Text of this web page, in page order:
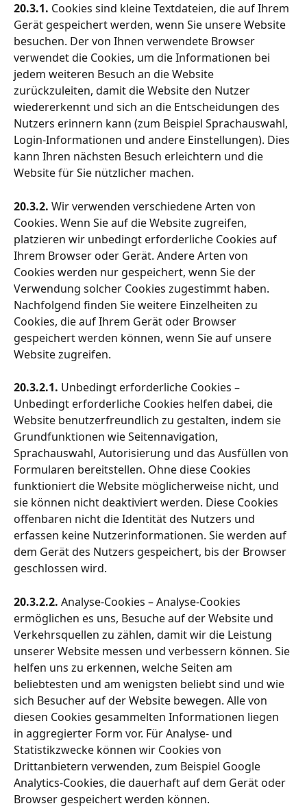
20.3.1. Cookies sind kleine Textdateien, die auf Ihrem
Gerät gespeichert werden, wenn Sie unsere Website
besuchen. Der von Ihnen verwendete Browser
verwendet die Cookies, um die Informationen bei
jedem weiteren Besuch an die Website
zurückzuleiten, damit die Website den Nutzer
wiedererkennt und sich an die Entscheidungen des
Nutzers erinnern kann (zum Beispiel Sprachauswahl,
Login-Informationen und andere Einstellungen). Dies
kann Ihren nächsten Besuch erleichtern und die
Website für Sie nützlicher machen.
20.3.2. Wir verwenden verschiedene Arten von
Cookies. Wenn Sie auf die Website zugreifen,
platzieren wir unbedingt erforderliche Cookies auf
Ihrem Browser oder Gerät. Andere Arten von
Cookies werden nur gespeichert, wenn Sie der
Verwendung solcher Cookies zugestimmt haben.
Nachfolgend finden Sie weitere Einzelheiten zu
Cookies, die auf Ihrem Gerät oder Browser
gespeichert werden können, wenn Sie auf unsere
Website zugreifen.
20.3.2.1. Unbedingt erforderliche Cookies –
Unbedingt erforderliche Cookies helfen dabei, die
Website benutzerfreundlich zu gestalten, indem sie
Grundfunktionen wie Seitennavigation,
Sprachauswahl, Autorisierung und das Ausfüllen von
Formularen bereitstellen. Ohne diese Cookies
funktioniert die Website möglicherweise nicht, und
sie können nicht deaktiviert werden. Diese Cookies
offenbaren nicht die Identität des Nutzers und
erfassen keine Nutzerinformationen. Sie werden auf
dem Gerät des Nutzers gespeichert, bis der Browser
geschlossen wird.
20.3.2.2. Analyse-Cookies – Analyse-Cookies
ermöglichen es uns, Besuche auf der Website und
Verkehrsquellen zu zählen, damit wir die Leistung
unserer Website messen und verbessern können. Sie
helfen uns zu erkennen, welche Seiten am
beliebtesten und am wenigsten beliebt sind und wie
sich Besucher auf der Website bewegen. Alle von
diesen Cookies gesammelten Informationen liegen
in aggregierter Form vor. Für Analyse- und
Statistikzwecke können wir Cookies von
Drittanbietern verwenden, zum Beispiel Google
Analytics-Cookies, die dauerhaft auf dem Gerät oder
Browser gespeichert werden können.